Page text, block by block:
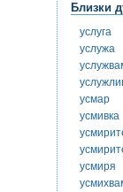
Близки
услуга
услужа
усмар
усмивка
усмиря